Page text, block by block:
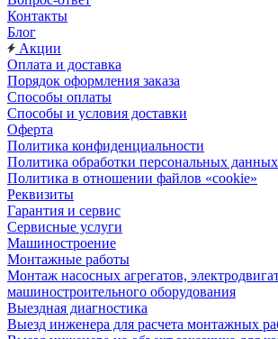
Контакты
Блог
Акции
Оплата и доставка
Порядок оформления заказа
Способы оплаты
Способы и условия доставки
Оферта
Политика конфиденциальности
Политика обработки персональных данных
Политика в отношении файлов «cookie»
Реквизиты
Гарантия и сервис
Сервисные услуги
Машиностроение
Монтажные работы
Монтаж насосных агрегатов,
машиностроительного оборудования
Выездная диагностика
Выезд инженера для расчета монтажных